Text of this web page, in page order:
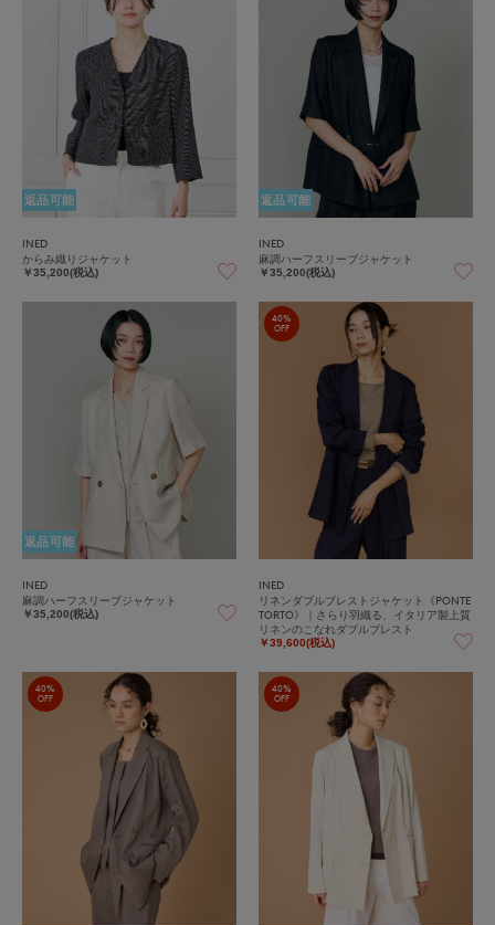
返品可能
INED
からみ織りジャケット
￥35,200(税込)
返品可能
INED
麻調ハーフスリーブジャケット
￥35,200(税込)
返品可能
INED
麻調ハーフスリーブジャケット
￥35,200(税込)
40%
OFF
INED
リネンダブルブレストジャケット《PONTE
TORTO》｜さらり羽織る、イタリア製上質
リネンのこなれダブルブレスト
￥39,600(税込)
40%
OFF
40%
OFF